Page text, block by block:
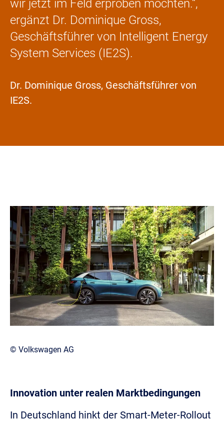
wir jetzt im Feld erproben möchten.“,
ergänzt Dr. Dominique Gross,
Geschäftsführer von Intelligent Energy
System Services (IE2S).
Dr. Dominique Gross, Geschäftsführer von
IE2S.
Bild
© Volkswagen AG
Innovation unter realen Marktbedingungen
In Deutschland hinkt der Smart-Meter-Rollout